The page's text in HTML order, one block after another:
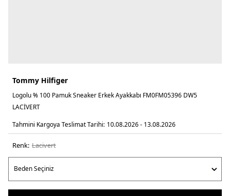
Tommy Hilfiger
Logolu % 100 Pamuk Sneaker Erkek Ayakkabı FM0FM05396 DW5
LACİVERT
Tahmini Kargoya Teslimat Tarihi: 10.08.2026 - 13.08.2026
Renk: laci̇vert